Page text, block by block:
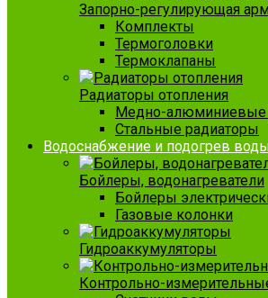
Запорно-регулирующая
Комплекты
Термоголовки
Термоклапаны
Радиаторы отопления
Медно-алюминиевые
Стальные радиаторы
Водоснабжение и подогрев
Бойлеры, водонагреватели
Бойлеры
Газовые колонки
Гидроаккумуляторы
Контрольно-